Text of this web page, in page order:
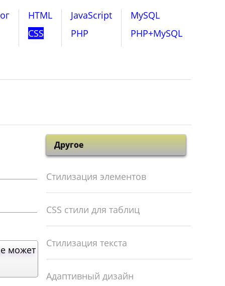
HTML
CSS
JavaScript
PHP
MySQL
PHP+MySQL
может
Другое
Стилизация элементов
CSS стили для таблиц
Стилизация текста
Адаптивный дизайн